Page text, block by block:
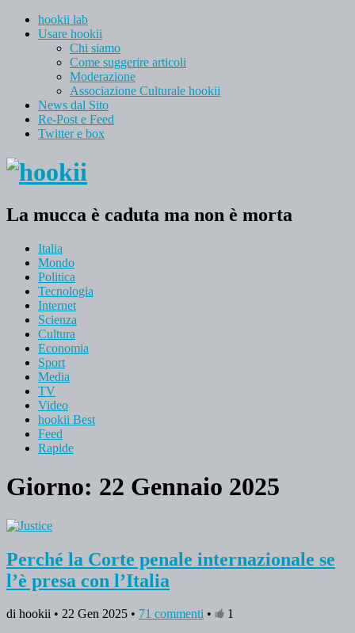
hookii lab
Usare hookii
Chi siamo
Come suggerire articoli
Moderazione
Associazione Culturale hookii
News dal Sito
Re-Post e Feed
Twitter e box
La mucca è caduta ma non è morta
Italia
Mondo
Politica
Tecnologia
Internet
Scienza
Cultura
Economia
Sport
Media
TV
Video
hookii Best
Feed
Rapide
Giorno: 22 Gennaio 2025
Perché la Corte penale internazionale se
l’è presa con l’Italia
di hookii • 22 Gen 2025 • 71 commenti •
1